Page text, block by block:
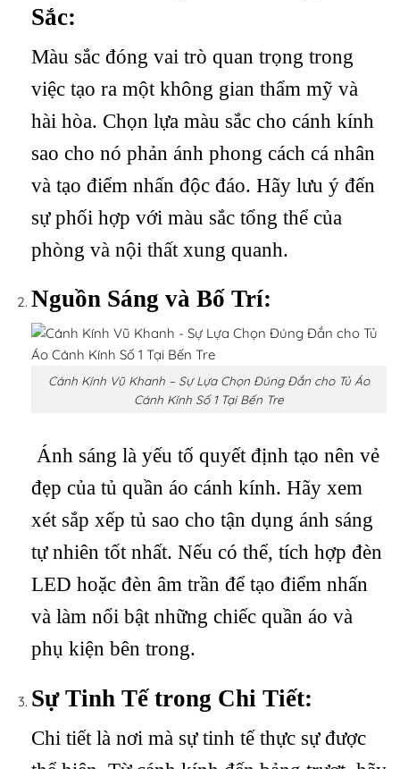
Sắc:
Màu sắc đóng vai trò quan trọng trong
việc tạo ra một không gian thẩm mỹ và
hài hòa. Chọn lựa màu sắc cho cánh kính
sao cho nó phản ánh phong cách cá nhân
và tạo điểm nhấn độc đáo. Hãy lưu ý đến
sự phối hợp với màu sắc tổng thể của
phòng và nội thất xung quanh.
Nguồn Sáng và Bố Trí:
Cánh Kính Vũ Khanh – Sự Lựa Chọn Đúng Đắn cho Tủ Áo
Cánh Kính Số 1 Tại Bến Tre
Ánh sáng là yếu tố quyết định tạo nên vẻ
đẹp của tủ quần áo cánh kính. Hãy xem
xét sắp xếp tủ sao cho tận dụng ánh sáng
tự nhiên tốt nhất. Nếu có thể, tích hợp đèn
LED hoặc đèn âm trần để tạo điểm nhấn
và làm nổi bật những chiếc quần áo và
phụ kiện bên trong.
Sự Tinh Tế trong Chi Tiết:
Chi tiết là nơi mà sự tinh tế thực sự được